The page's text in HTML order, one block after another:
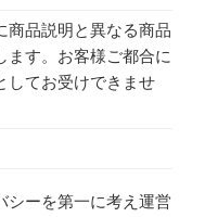
商品説明と異なる商品
ます。お客様ご都合に
してお受けできませ
シーを第一に考え運営